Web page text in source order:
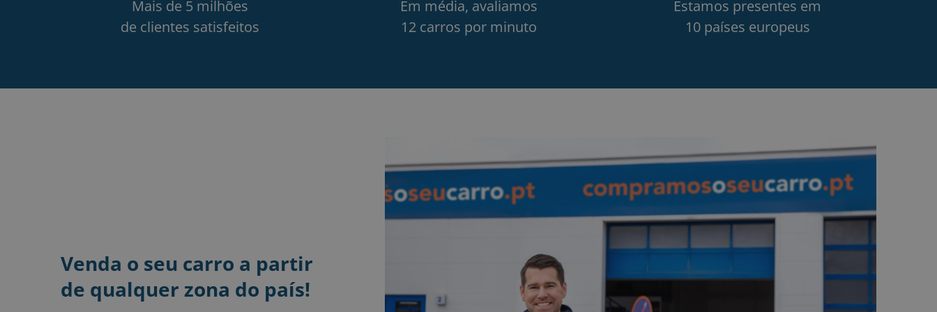
Mais de 5 milhões
de clientes satisfeitos
Em média, avaliamos
12 carros por minuto
Estamos presentes em
10 países europeus
Venda o seu carro a partir
de qualquer zona do país!